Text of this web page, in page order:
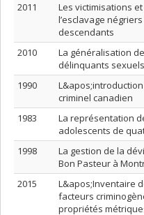
2011
Les victimisations
l’esclavage
descendants
2010
La généralisation
délinquants
1990
criminel canadien
1983
La représentation
adolescents de
1998
La gestion de la
Bon Pasteur à
2015
L&apos;Inventaire
facteurs
propriétés